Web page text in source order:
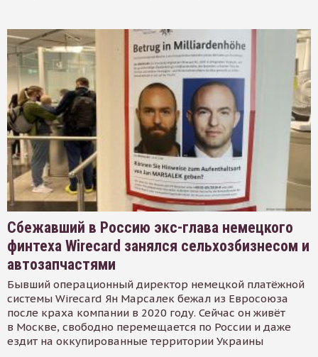
Сбежавший в Россию экс-глава немецкого
финтеха Wirecard занялся сельхозбизнесом и
автозапчастями
Бывший операционный директор немецкой платёжной
системы Wirecard Ян Марсалек бежал из Евросоюза
после краха компании в 2020 году. Сейчас он живёт
в Москве, свободно перемещается по России и даже
ездит на оккупированные территории Украины